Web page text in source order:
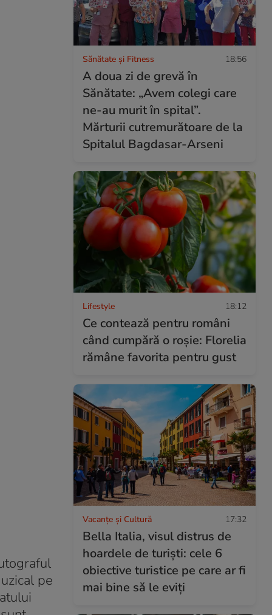
pe
Sănătate și Fitness 18:56
A doua zi de grevă în
Sănătate: „Avem colegi care
ne-au murit în spital”.
Mărturii cutremurătoare de la
Spitalul Bagdasar-Arseni
Lifestyle 18:12
Ce contează pentru români
când cumpără o roșie: Florelia
rămâne favorita pentru gust
Vacanțe și Cultură 17:32
Bella Italia, visul distrus de
hoardele de turiști: cele 6
obiective turistice pe care ar fi
mai bine să le eviți